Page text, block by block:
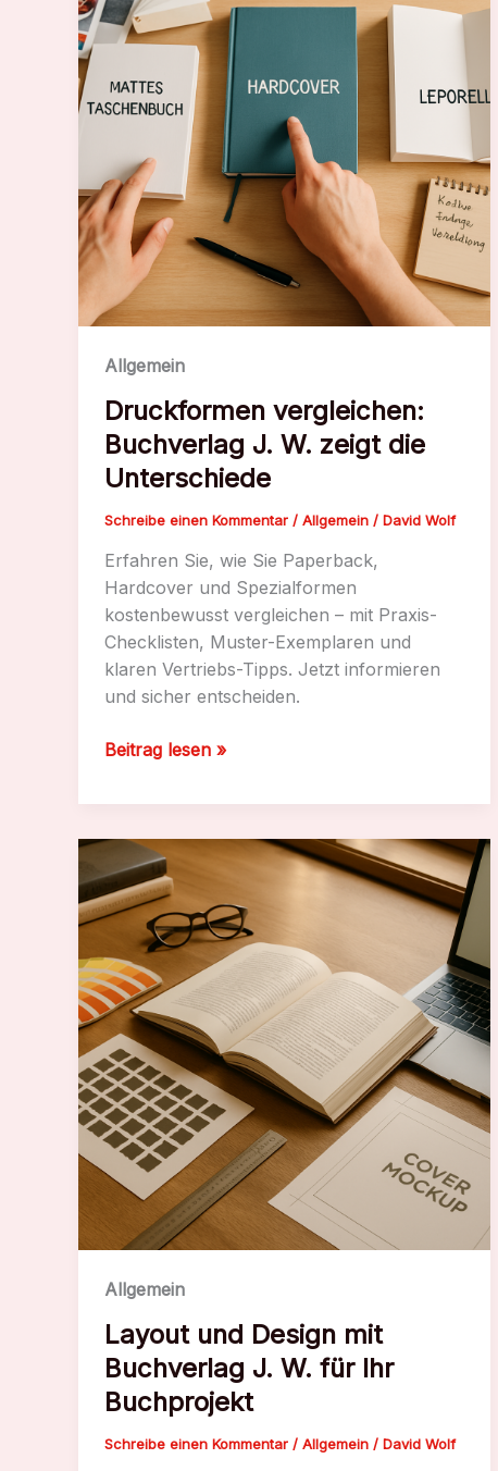
Allgemein
Druckformen vergleichen:
Buchverlag J. W. zeigt die
Unterschiede
Schreibe einen Kommentar / Allgemein / David Wolf
Erfahren Sie, wie Sie Paperback,
Hardcover und Spezialformen
kostenbewusst vergleichen – mit Praxis-
Checklisten, Muster-Exemplaren und
klaren Vertriebs-Tipps. Jetzt informieren
und sicher entscheiden.
Druckformen
Buchverlag
zeigt
die
Unterschiede
Beitrag lesen »
Allgemein
Layout und Design mit
Buchverlag J. W. für Ihr
Buchprojekt
Schreibe einen Kommentar / Allgemein / David Wolf